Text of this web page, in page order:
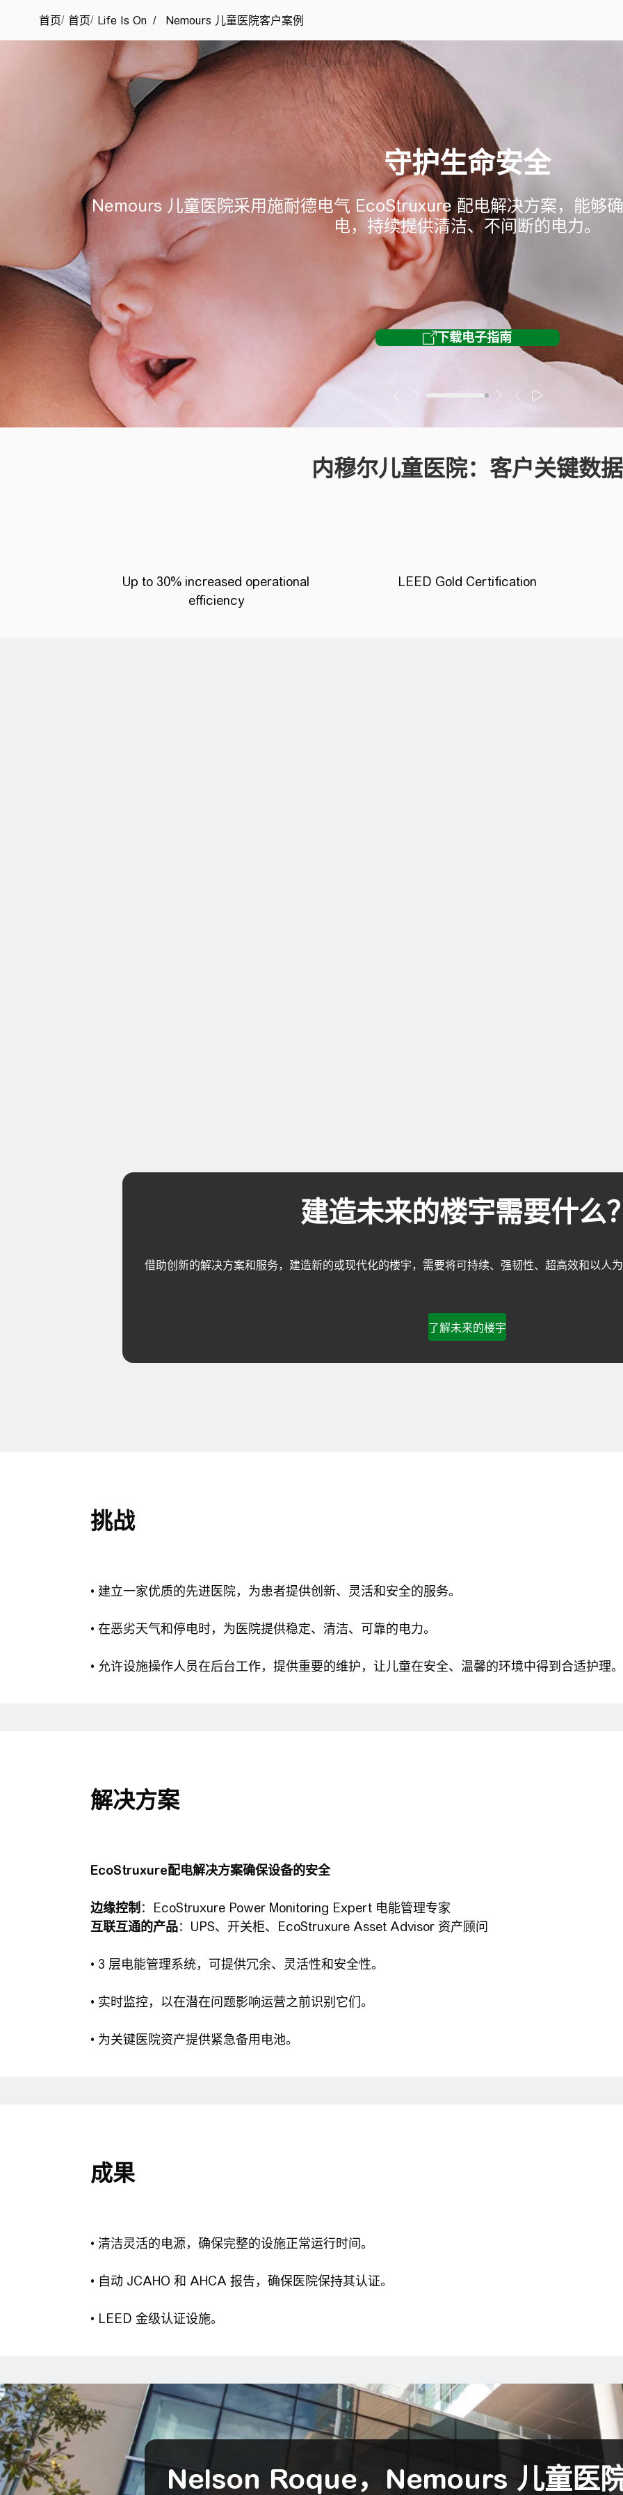
首页/ 首页/ Life Is On / Nemours 儿童医院客户案例
守护生命安全
Nemours 儿童医院采用施耐德电气 EcoStruxure 配电解决方案，能够
电，持续提供清洁、不间断的电力。
内穆尔儿童医院：客户关键数据
Up to 30% increased operational
efficiency
LEED Gold Certification
建造未来的楼宇需要什么
借助创新的解决方案和服务，建造新的或现代化的楼宇，需要将可持续、强韧性、超高效和以人
挑战
• 建立一家优质的先进医院，为患者提供创新、灵活和安全的服务。
• 在恶劣天气和停电时，为医院提供稳定、清洁、可靠的电力。
• 允许设施操作人员在后台工作，提供重要的维护，让儿童在安全、温馨的环境中得到合适护理。
解决方案
EcoStruxure配电解决方案确保设备的安全
边缘控制 ：EcoStruxure Power Monitoring Expert 电能管理专家
互联互通的产品：UPS、开关柜、EcoStruxure Asset Advisor 资产顾问
• 3 层电能管理系统，可提供冗余、灵活性和安全性。
• 实时监控，以在潜在问题影响运营之前识别它们。
• 为关键医院资产提供紧急备用电池。
成果
• 清洁灵活的电源，确保完整的设施正常运行时间。
• 自动 JCAHO 和 AHCA 报告，确保医院保持其认证。
• LEED 金级认证设施。
Nelson Roque，Nemours 儿童医